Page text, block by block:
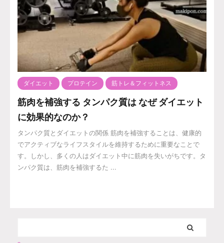
ダイエット プロテイン 筋トレ＆フィットネス
筋肉を補強する タンパク質は なぜ ダイエット
に効果的なのか？
タンパク質とダイエットの関係 筋肉を補強することは、健康的
でアクティブなライフスタイルを維持するために重要なことで
す。しかし、多くの人はダイエット中に筋肉を失いがちです。タ
ンパク質は、筋肉を補強するた ...